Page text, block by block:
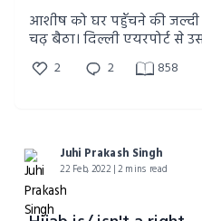
आशीष को घर पहुँचने की जल्दी
चढ़ बैठा। दिल्ली एयरपोर्ट से
पर फिर क्या हुआ?
2 2 858
Juhi Prakash Singh
22 Feb, 2022 | 2 mins read